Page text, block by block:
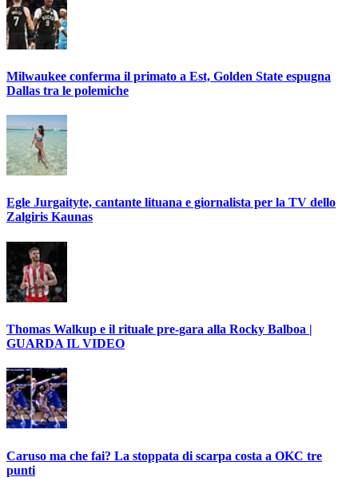
Milwaukee conferma il primato a Est, Golden State espugna
Dallas tra le polemiche
Egle Jurgaityte, cantante lituana e giornalista per la TV dello
Zalgiris Kaunas
Thomas Walkup e il rituale pre-gara alla Rocky Balboa |
GUARDA IL VIDEO
Caruso ma che fai? La stoppata di scarpa costa a OKC tre
punti